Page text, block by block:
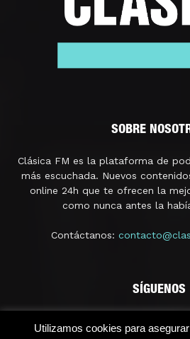
SOBRE
Clásica FM es la plataforma de
más escuchada. Nuevos
online 24h que te ofrecen la
como nunca antes la
Contáctanos:
SÍGUENOS
Utilizamos cookies para